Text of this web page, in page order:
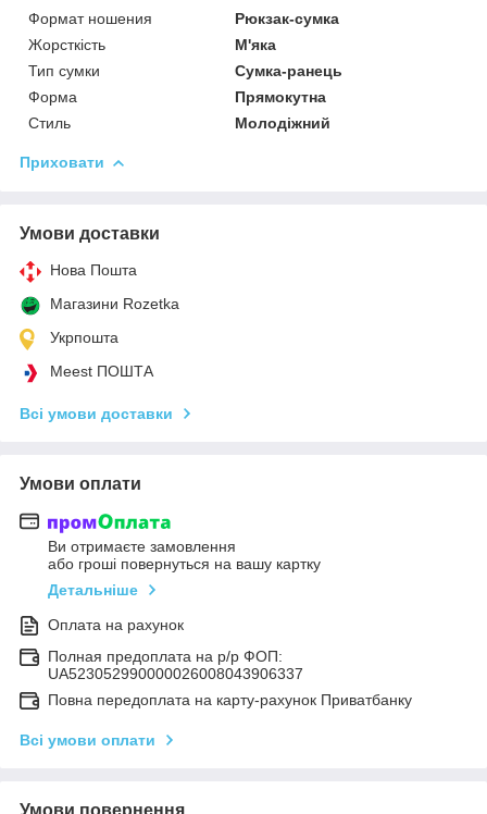
Формат ношения
Рюкзак-сумка
Жорсткість
М'яка
Тип сумки
Сумка-ранець
Форма
Прямокутна
Стиль
Молодіжний
Приховати
Умови доставки
Нова Пошта
Магазини Rozetka
Укрпошта
Meest ПОШТА
Всі умови доставки
Умови оплати
Ви отримаєте замовлення
або гроші повернуться на вашу картку
Детальніше
Оплата на рахунок
Полная предоплата на р/р ФОП:
UA523052990000026008043906337
Повна передоплата на карту-рахунок Приватбанку
Всі умови оплати